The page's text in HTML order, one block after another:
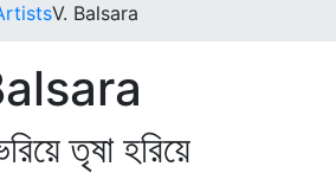
V. Balsara
তৃষা হরিয়ে